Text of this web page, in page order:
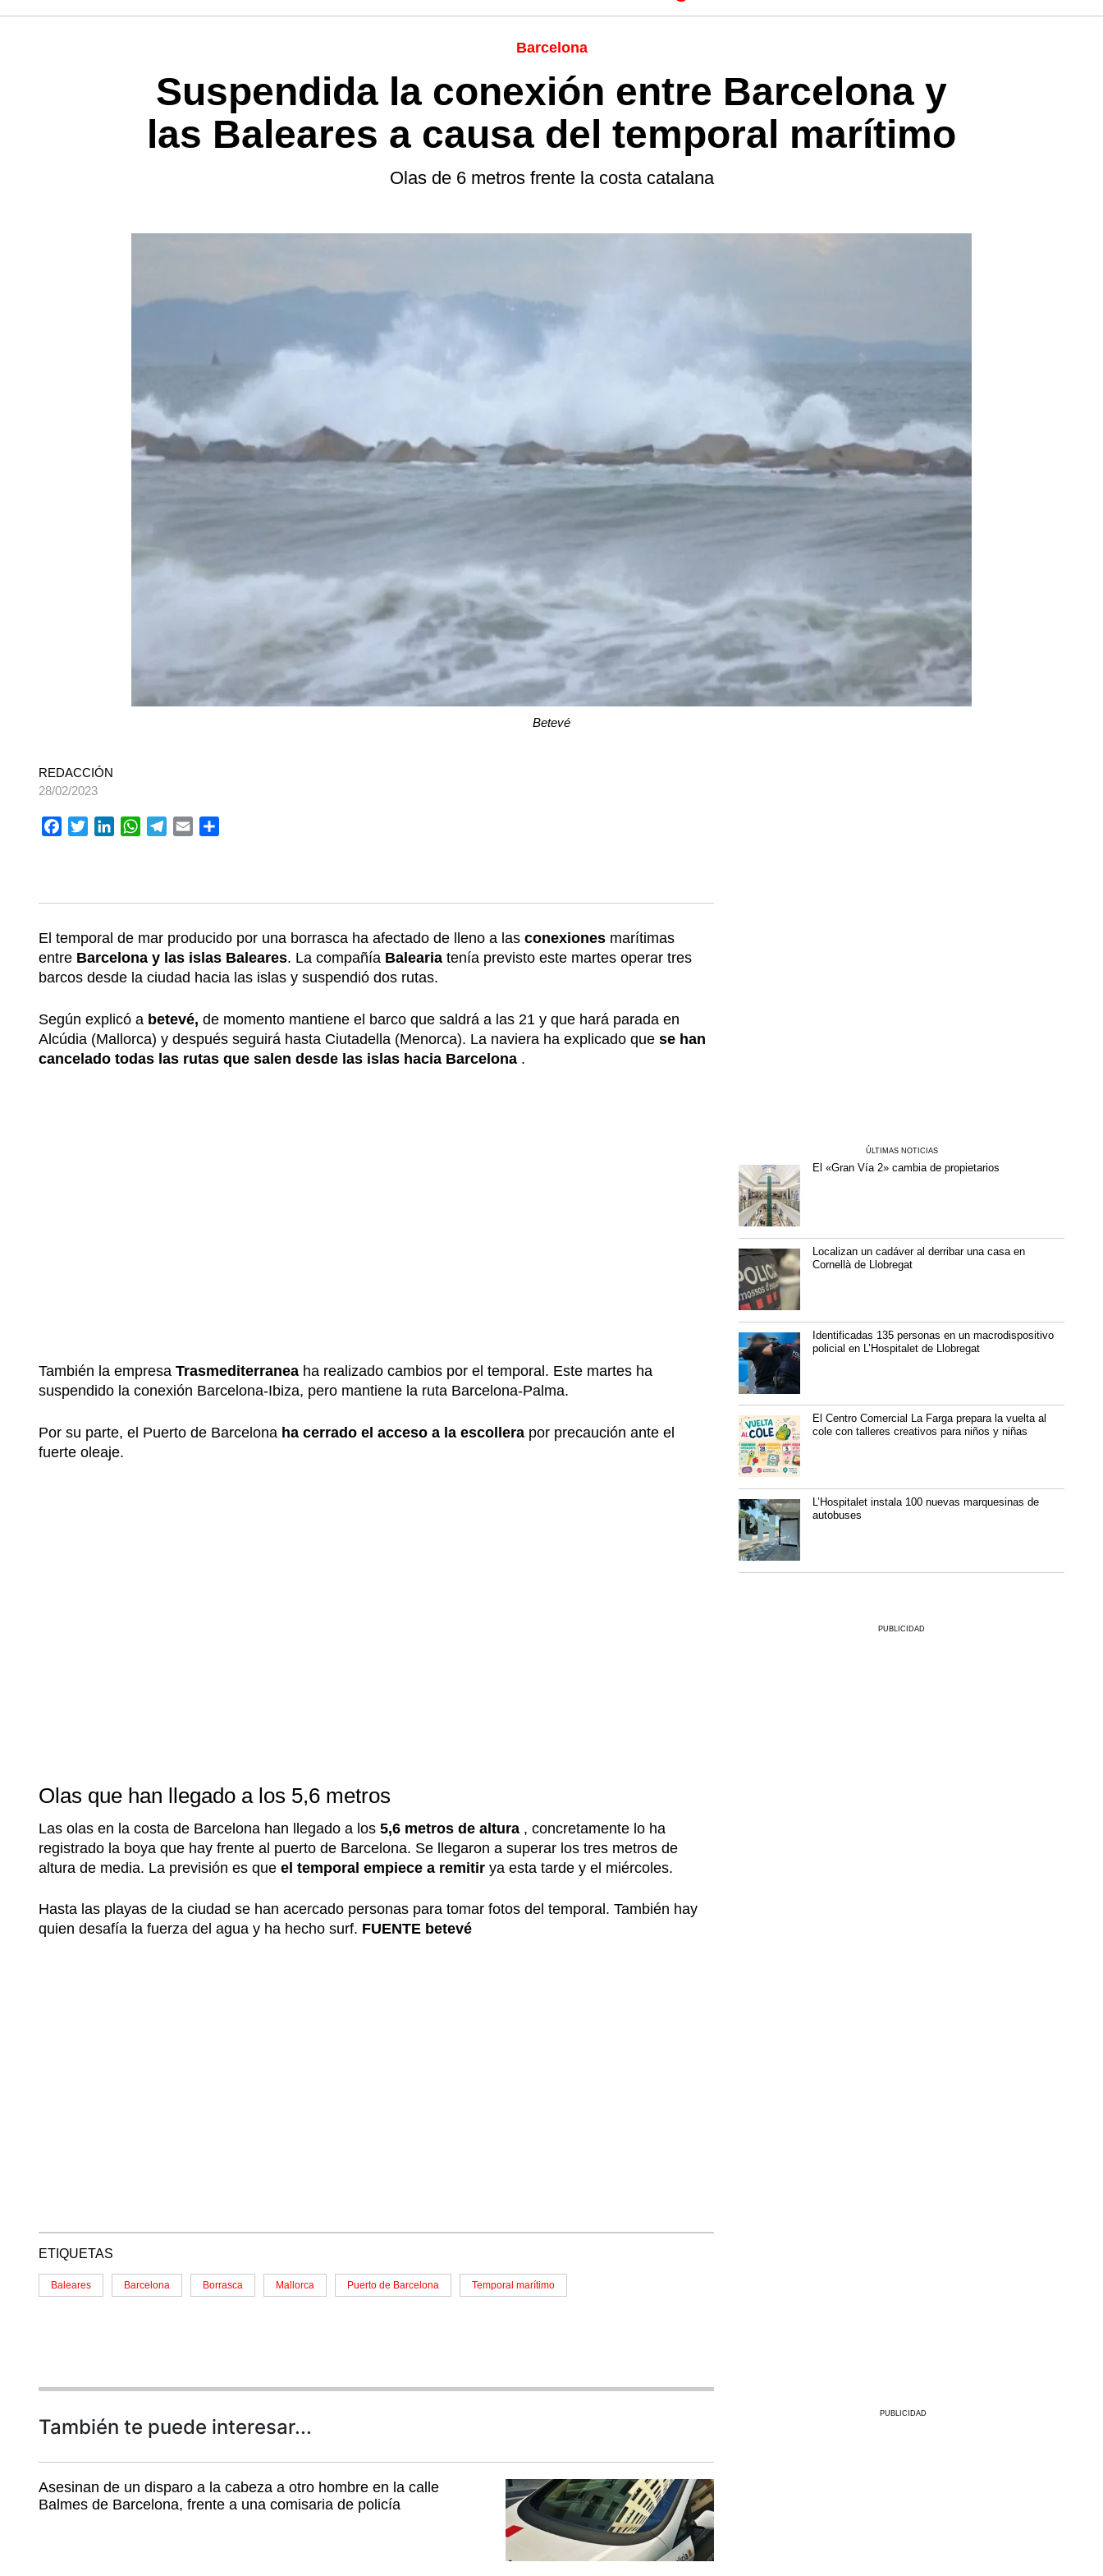
Barcelona
Suspendida la conexión entre Barcelona y
las Baleares a causa del temporal marítimo
Olas de 6 metros frente la costa catalana
Betevé
REDACCIÓN
28/02/2023
FacebookTwitterLinkedInWhatsApp
Telegram
Email
El temporal de mar producido por una borrasca ha afectado de lleno a las conexiones marítimas
entre Barcelona y las islas Baleares. La compañía Balearia tenía previsto este martes operar tres
barcos desde la ciudad hacia las islas y suspendió dos rutas.
Según explicó a betevé, de momento mantiene el barco que saldrá a las 21 y que hará parada en
Alcúdia (Mallorca) y después seguirá hasta Ciutadella (Menorca). La naviera ha explicado que se han
cancelado todas las rutas que salen desde las islas hacia Barcelona .
También la empresa Trasmediterranea ha realizado cambios por el temporal. Este martes ha
suspendido la conexión Barcelona-Ibiza, pero mantiene la ruta Barcelona-Palma.
Por su parte, el Puerto de Barcelona ha cerrado el acceso a la escollera por precaución ante el
fuerte oleaje.
Olas que han llegado a los 5,6 metros
Las olas en la costa de Barcelona han llegado a los 5,6 metros de altura , concretamente lo ha
registrado la boya que hay frente al puerto de Barcelona. Se llegaron a superar los tres metros de
altura de media. La previsión es que el temporal empiece a remitir ya esta tarde y el miércoles.
Hasta las playas de la ciudad se han acercado personas para tomar fotos del temporal. También hay
quien desafía la fuerza del agua y ha hecho surf. FUENTE betevé
ETIQUETAS
Baleares Barcelona Borrasca Mallorca Puerto de Barcelona Temporal marítimo
ÚLTIMAS NOTICIAS
El «Gran Vía 2» cambia de propietarios
Localizan un cadáver al derribar una casa en
Cornellà de Llobregat
Identificadas 135 personas en un macrodispositivo
policial en L’Hospitalet de Llobregat
El Centro Comercial La Farga prepara la vuelta al
cole con talleres creativos para niños y niñas
L’Hospitalet instala 100 nuevas marquesinas de
autobuses
PUBLICIDAD
También te puede interesar...
Asesinan de un disparo a la cabeza a otro hombre en la calle
Balmes de Barcelona, frente a una comisaria de policía
PUBLICIDAD